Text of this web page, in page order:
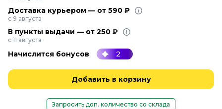
Доставка курьером — от 590 ₽
с 9 августа
В пункты выдачи — от 250 ₽
с 11 августа
Начислится бонусов 2
Добавить в корзину
Запросить доп. количество со склада